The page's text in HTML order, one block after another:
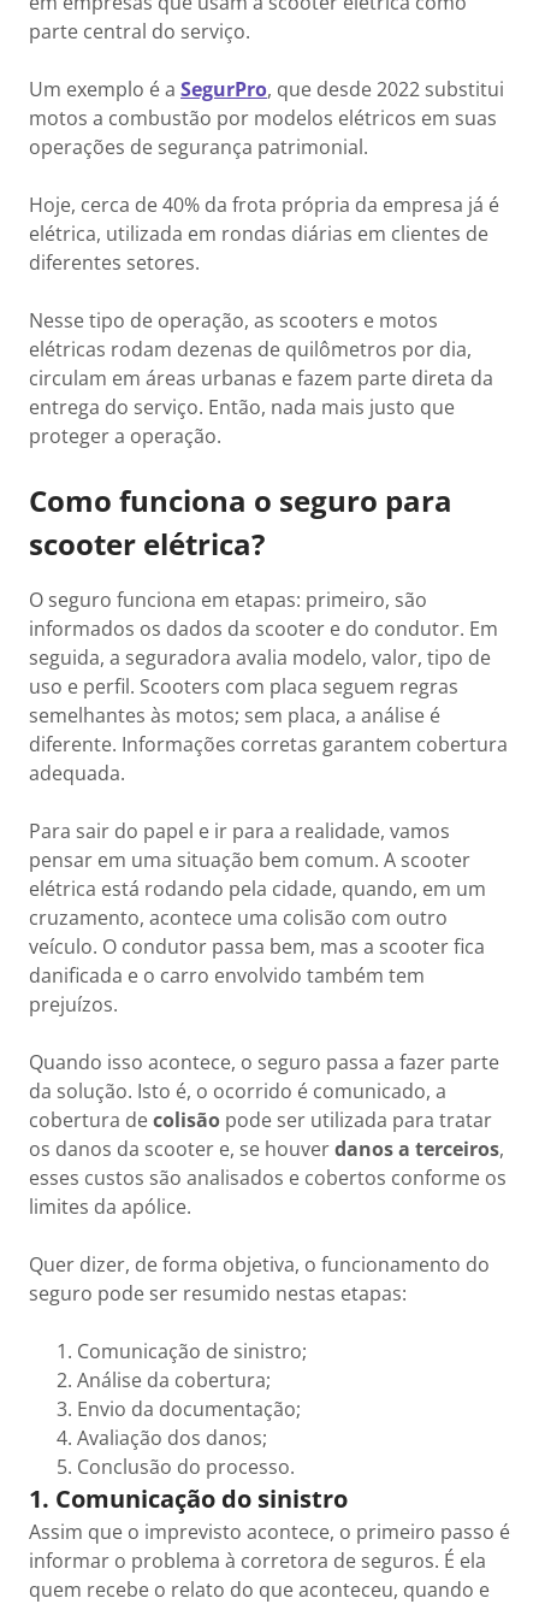
parte central do serviço.
Um exemplo é a SegurPro, que desde 2022 substitui
motos a combustão por modelos elétricos em suas
operações de segurança patrimonial.
Hoje, cerca de 40% da frota própria da empresa já é
elétrica, utilizada em rondas diárias em clientes de
diferentes setores.
Nesse tipo de operação, as scooters e motos
elétricas rodam dezenas de quilômetros por dia,
circulam em áreas urbanas e fazem parte direta da
entrega do serviço. Então, nada mais justo que
proteger a operação.
Como funciona o seguro para
scooter elétrica?
O seguro funciona em etapas: primeiro, são
informados os dados da scooter e do condutor. Em
seguida, a seguradora avalia modelo, valor, tipo de
uso e perfil. Scooters com placa seguem regras
semelhantes às motos; sem placa, a análise é
diferente. Informações corretas garantem cobertura
adequada.
Para sair do papel e ir para a realidade, vamos
pensar em uma situação bem comum. A scooter
elétrica está rodando pela cidade, quando, em um
cruzamento, acontece uma colisão com outro
veículo. O condutor passa bem, mas a scooter fica
danificada e o carro envolvido também tem
prejuízos.
Quando isso acontece, o seguro passa a fazer parte
da solução. Isto é, o ocorrido é comunicado, a
cobertura decolisão pode ser utilizada para tratar
os danos da scooter e, se houverdanos a terceiros,
esses custos são analisados e cobertos conforme os
limites da apólice.
Quer dizer, de forma objetiva, o funcionamento do
seguro pode ser resumido nestas etapas:
Comunicação de sinistro;
Análise da cobertura;
Envio da documentação;
Avaliação dos danos;
Conclusão do processo.
1. Comunicação do sinistro
Assim que o imprevisto acontece, o primeiro passo é
informar o problema à corretora de seguros. É ela
quem recebe o relato do que aconteceu, quando e